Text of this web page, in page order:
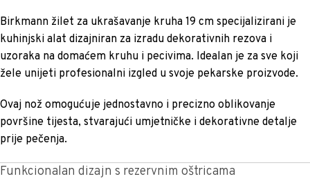
Birkmann žilet za ukrašavanje kruha 19 cm specijalizirani je
kuhinjski alat dizajniran za izradu dekorativnih rezova i
uzoraka na domaćem kruhu i pecivima. Idealan je za sve koji
žele unijeti profesionalni izgled u svoje pekarske proizvode.
Ovaj nož omogućuje jednostavno i precizno oblikovanje
površine tijesta, stvarajući umjetničke i dekorativne detalje
prije pečenja.
Funkcionalan dizajn s rezervnim oštricama